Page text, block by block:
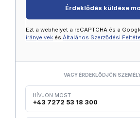
Érdeklődés küldése
Ezt a webhelyet a reCAPTCHA és a
irányelvek és Általános Szerződési
VAGY ÉRDEKLŐDJÖN
HÍVJON MOST
+43 7272 53 18 300